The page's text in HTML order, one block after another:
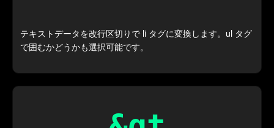
テキストデータを改行区切りで li タグに変換します。ul タグ
で囲むかどうかも選択可能です。